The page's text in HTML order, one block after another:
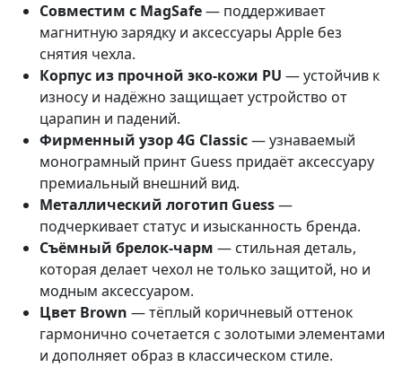
Совместим с MagSafe— поддерживает
магнитную зарядку и аксессуары Apple без
снятия чехла.
Корпус из прочной эко-кожи PU — устойчив к
износу и надёжно защищает устройство от
царапин и падений.
Фирменный узор 4G Classic— узнаваемый
монограмный принт Guess придаёт аксессуару
премиальный внешний вид.
Металлический логотип Guess—
подчеркивает статус и изысканность бренда.
Съёмный брелок-чарм — стильная деталь,
которая делает чехол не только защитой, но и
модным аксессуаром.
Цвет Brown — тёплый коричневый оттенок
гармонично сочетается с золотыми элементами
и дополняет образ в классическом стиле.